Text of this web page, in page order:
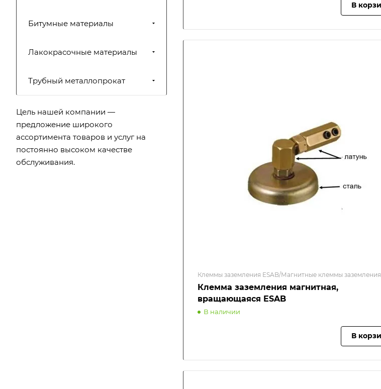
В
Клеммы заземления ESAB/Магнитные клеммы заземления
Клемма заземления магнитная,
вращающаяся ESAB
В наличии
В
Битумные материалы
Лакокрасочные материалы
Трубный металлопрокат
Цель нашей компании —
предложение широкого
ассортимента товаров и услуг на
постоянно высоком качестве
обслуживания.